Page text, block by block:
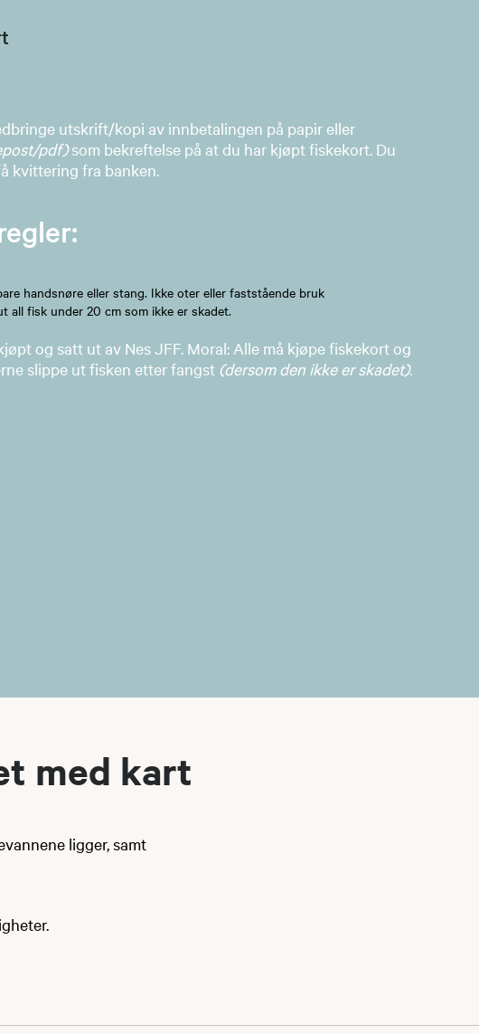
utskrift/kopi av innbetalingen på papir eller
pdf)som bekreftelse på at du har kjøpt fiskekort. Du
kvittering fra banken.
handsnøre eller stang. Ikke oter eller faststående bruk
all fisk under 20 cm som ikke er skadet.
og satt ut av Nes JFF. Moral: Alle må kjøpe fiskekort og
slippe ut fisken etter fangst (dersom den ikke er skadet).
med kart
ligger, samt